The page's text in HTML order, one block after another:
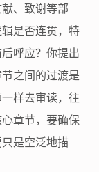
、致谢等部
是否连贯，特
呼应？你提出
之间的过渡是
样去审读，往
章节，要确保
是空泛地描